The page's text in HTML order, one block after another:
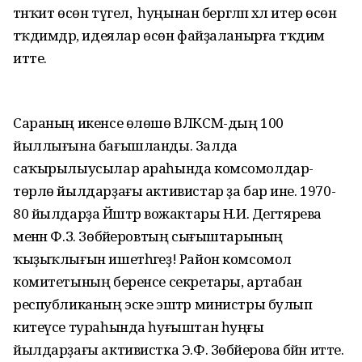
тәнҡит өсөн түгел, ә һуңынан бергәләп хәл итер өсөн
тәҡдимдәр, идеялар өсөн файҙаланырға тәҡдим
итте.
Сараның икенсе өлөшө ВЛКСМ-дың 100
йыллығына бағышланды. Залда
саҡырылыусылар араһында комсомолдар-
төрлө йылдарҙағы активистар ҙа бар ине. 1970-
80 йылдарҙа Йәштәр вожактары Н.И. Дегтярева
менән Ф.З. Зөбәйеровтың сығыштарының
ҡыҙыҡлығын ишетһәгеҙ! Район комсомол
комитетының беренсе секретары, артабан
республиканың эске эштәр министры булып
китеүсе тураһында һуғыштан һуңғы
йылдарҙағы активистка Э.Ф. Зөбәйерова бәйән итте.